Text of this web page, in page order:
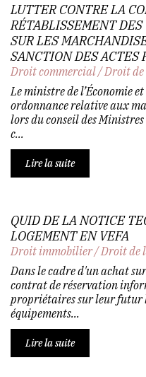
LUTTER CONTRE LA
RÉTABLISSEMENT
SUR LES
SANCTION DES ACTES
Droit commercial/Droit
Le ministre de l’Économie
ordonnance relative aux
lors du conseil des
c...
Lire la suite
QUID DE LA NOTICE
LOGEMENT EN VEFA
Droit immobilier/Droit de
Dans le cadre d'un achat
contrat de réservation
propriétaires sur leur futur
équipements...
Lire la suite